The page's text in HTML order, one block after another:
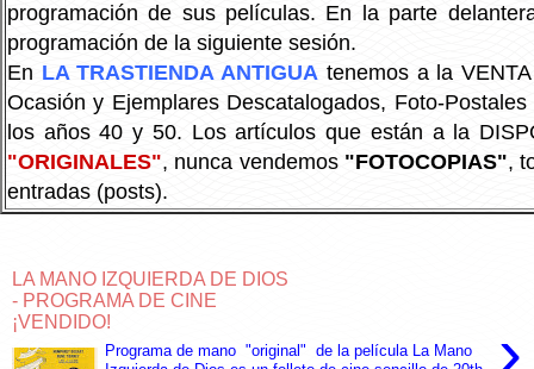
programación de sus películas. En la parte
programación de la siguiente sesión.
En LA TRASTIENDA ANTIGUA tenemos a la
Ocasión y Ejemplares Descatalogados, Foto-
los años 40 y 50. Los artículos que están a la
"ORIGINALES", nunca vendemos "FOTOCOPIAS",
entradas (posts).
LA MANO IZQUIERDA DE DIOS
- PROGRAMA DE CINE
¡VENDIDO!
Programa de mano "original" de la película La Mano